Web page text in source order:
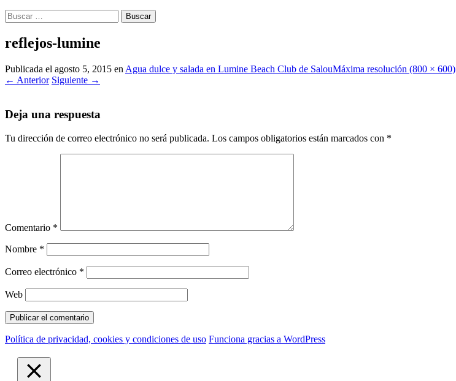
Buscar:
reflejos-lumine
Publicada el agosto 5, 2015 en Agua dulce y salada en Lumine Beach Club de SalouMáxima resolución (800 × 600)
← Anterior Siguiente →
Deja una respuesta
Tu dirección de correo electrónico no será publicada. Los campos obligatorios están marcados con *
Comentario *
Nombre *
Correo electrónico *
Web
Política de privacidad, cookies y condiciones de uso Funciona gracias a WordPress